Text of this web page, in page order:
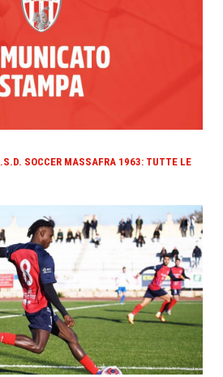
SOCCER MASSAFRA 1963: TUTTE LE